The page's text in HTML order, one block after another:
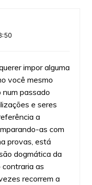
impor alguma
você mesmo
passado
e seres
a
as com
provas, está
dogmática da
contraria as
recorrem a